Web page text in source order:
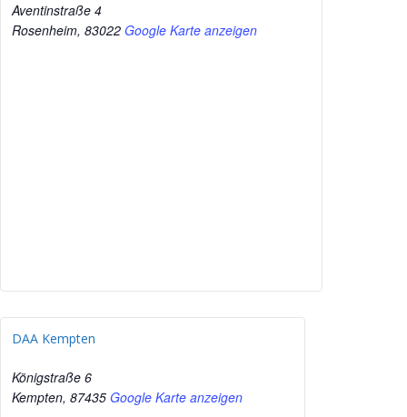
Aventinstraße 4
Rosenheim, 83022 Google Karte anzeigen
DAA Kempten
Königstraße 6
Kempten, 87435 Google Karte anzeigen